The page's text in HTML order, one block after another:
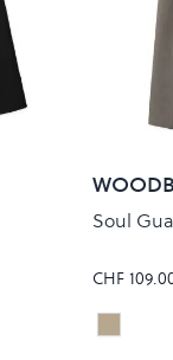
Soul
CHF
Colour
SAND